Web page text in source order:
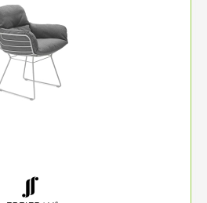
lassen die
und sorgen für höchsten
Stil